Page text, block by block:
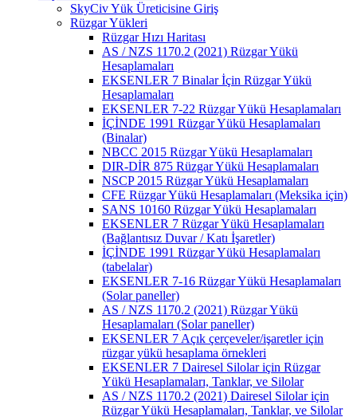
SkyCiv Yük Üreticisine Giriş
Rüzgar Yükleri
Rüzgar Hızı Haritası
AS / NZS 1170.2 (2021) Rüzgar Yükü
Hesaplamaları
EKSENLER 7 Binalar İçin Rüzgar Yükü
Hesaplamaları
EKSENLER 7-22 Rüzgar Yükü Hesaplamaları
İÇİNDE 1991 Rüzgar Yükü Hesaplamaları
(Binalar)
NBCC 2015 Rüzgar Yükü Hesaplamaları
DIR-DİR 875 Rüzgar Yükü Hesaplamaları
NSCP 2015 Rüzgar Yükü Hesaplamaları
CFE Rüzgar Yükü Hesaplamaları (Meksika için)
SANS 10160 Rüzgar Yükü Hesaplamaları
EKSENLER 7 Rüzgar Yükü Hesaplamaları
(Bağlantısız Duvar / Katı İşaretler)
İÇİNDE 1991 Rüzgar Yükü Hesaplamaları
(tabelalar)
EKSENLER 7-16 Rüzgar Yükü Hesaplamaları
(Solar paneller)
AS / NZS 1170.2 (2021) Rüzgar Yükü
Hesaplamaları (Solar paneller)
EKSENLER 7 Açık çerçeveler/işaretler için
rüzgar yükü hesaplama örnekleri
EKSENLER 7 Dairesel Silolar için Rüzgar
Yükü Hesaplamaları, Tanklar, ve Silolar
AS / NZS 1170.2 (2021) Dairesel Silolar için
Rüzgar Yükü Hesaplamaları, Tanklar, ve Silolar